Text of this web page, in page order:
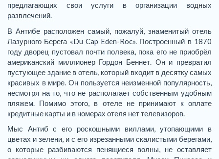
предлагающих свои услуги в организации водных
развлечений.
В Антибе расположен самый, пожалуй, знаменитый отель
Лазурного Берега «Du Cap Eden-Roc». Построенный в 1870
году дворец пустовал почти полвека, пока его не приобрёл
американский миллионер Гордон Беннет. Он и превратил
пустующее здание в отель, который входит в десятку самых
красивых в мире. Он пользуется неизменной популярность,
несмотря на то, что не располагает собственным удобным
пляжем. Помимо этого, в отеле не принимают к оплате
кредитные карты и в номерах отеля нет телевизоров.
Мыс Антиб с его роскошными виллами, утопающими в
цветах и зелени, и с его изрезанными скалистыми берегами,
о которые разбиваются пенящиеся волны, не оставляет